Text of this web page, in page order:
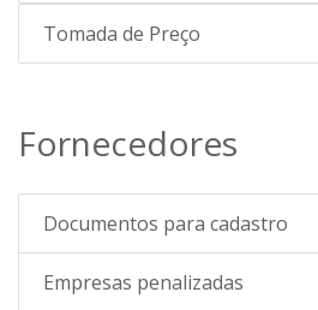
Tomada de Preço
Fornecedores
Documentos para cadastro
Empresas penalizadas